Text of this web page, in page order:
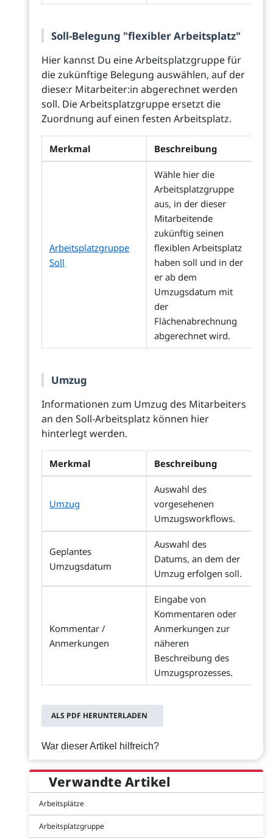
Soll-Belegung "flexibler Arbeitsplatz"
Hier kannst Du eine Arbeitsplatzgruppe für
die zukünftige Belegung auswählen, auf der
diese:r Mitarbeiter:in abgerechnet werden
soll. Die Arbeitsplatzgruppe ersetzt die
Zuordnung auf einen festen Arbeitsplatz.
Merkmal Beschreibung
Arbeitsplatzgruppe
Soll
Wähle hier die
Arbeitsplatzgruppe
aus, in der dieser
Mitarbeitende
zukünftig seinen
flexiblen Arbeitsplatz
haben soll und in der
er ab dem
Umzugsdatum mit
der
Flächenabrechnung
abgerechnet wird.
Umzug
Informationen zum Umzug des Mitarbeiters
an den Soll-Arbeitsplatz können hier
hinterlegt werden.
Merkmal Beschreibung
Umzug
Auswahl des
vorgesehenen
Umzugsworkflows.
Geplantes
Umzugsdatum
Auswahl des
Datums, an dem der
Umzug erfolgen soll.
Kommentar /
Anmerkungen
Eingabe von
Kommentaren oder
Anmerkungen zur
näheren
Beschreibung des
Umzugsprozesses.
ALS PDF HERUNTERLADEN
War dieser Artikel hilfreich?
Verwandte Artikel
Arbeitsplätze
Arbeitsplatzgruppe